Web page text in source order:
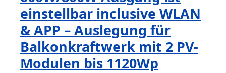
einstellbar inclusive WLAN
& APP – Auslegung für
Balkonkraftwerk mit 2 PV-
Modulen bis 1120Wp